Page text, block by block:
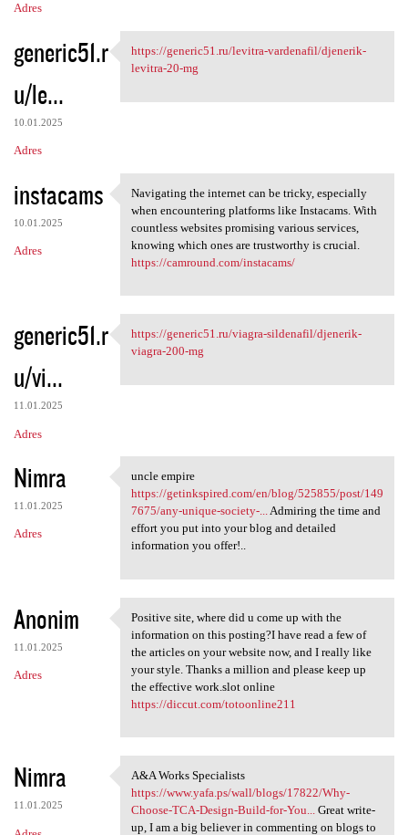
Adres
generic51.r
u/le...
10.01.2025
Adres
https://generic51.ru/levitra
https://generic51.ru/levitra-vardenafil/djenerik-
levitra-20-mg
instacams
10.01.2025
Adres
Navigating the internet can
Navigating the internet can be tricky, especially
when encountering platforms like Instacams. With
countless websites promising various services,
knowing which ones are trustworthy is crucial.
https://camround.com/instacams/
generic51.r
u/vi...
11.01.2025
Adres
https://generic51.ru/viagra
https://generic51.ru/viagra-sildenafil/djenerik-
viagra-200-mg
Nimra
11.01.2025
Adres
uncle empire https:/
uncle empire
https://getinkspired.com/en/blog/525855/post/149
7675/any-unique-society-...Admiring the time and
effort you put into your blog and detailed
information you offer!..
Anonim
11.01.2025
Adres
Positive site, where did u
Positive site, where did u come up with the
information on this posting?I have read a few of
the articles on your website now, and I really like
your style. Thanks a million and please keep up
the effective work.slot online
https://diccut.com/totoonline211
Nimra
11.01.2025
A&A Works Specialists https:/
A&A Works Specialists
https://www.yafa.ps/wall/blogs/17822/Why-
Choose-TCA-Design-Build-for-You...Great write-
up, I am a big believer in commenting on blogs to